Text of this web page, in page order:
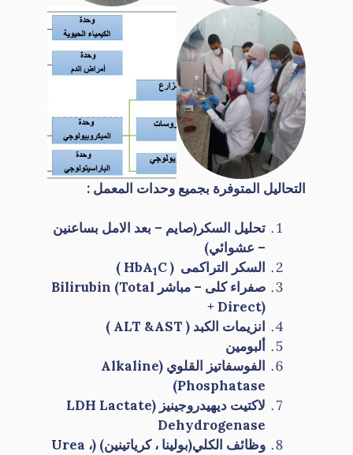
التحاليل المتوفرة بجميع وحدات المعمل :
تحليل السكر(صايم – بعد الامل بساعنين
– عشوائي)
السكر التراكمى (
HbA1C
)
صفراء كلى – مباشر Bilirubin (Total
+ Direct)
انزيمات الكبد (
ALT &AST
)
ألبومين
الفوسفاتيز القلوي (
Alkaline
Phosphatase
)
لاكتيت ديهيدروجينيز (
LDH Lactate
Dehydrogenase
وظائف الكلي(بولينا ،كرياتينين) (
Urea ،